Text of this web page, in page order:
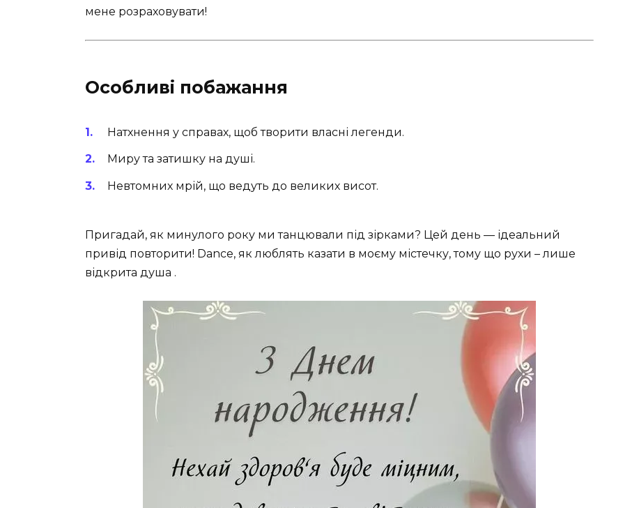
мене розраховувати!
Особливі побажання
Натхнення у справах, щоб творити власні легенди.
Миру та затишку на душі.
Невтомних мрій, що ведуть до великих висот.
Пригадай, як минулого року ми танцювали під зірками? Цей день — ідеальний
привід повторити! Dance, як люблять казати в моєму містечку, тому що рухи – лише
відкрита душа .